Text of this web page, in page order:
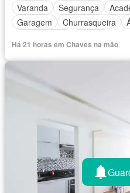
Varanda
Segurança
Garagem
Churrasqueira
Há 21 horas em Chaves na mão